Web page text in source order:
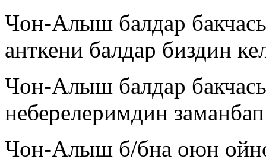
Чон-Алыш балдар
анткени балдар биздин
Чон-Алыш балдар
неберелеримдин
Чон-Алыш б/бна оюн